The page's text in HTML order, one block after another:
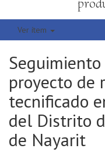
Ver ítem
proyecto de
tecnificado
del Distrito
de Nayarit